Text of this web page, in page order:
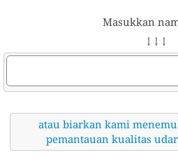
Masukkan
↓ ↓ ↓
atau biarkan kami
pemantauan kualitas